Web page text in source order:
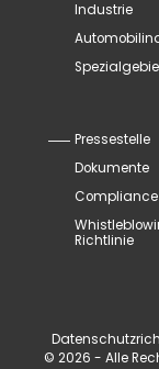
Industrie
Pressestelle
Dokumente
Compliance
Richtlinie
© 2026 - Alle